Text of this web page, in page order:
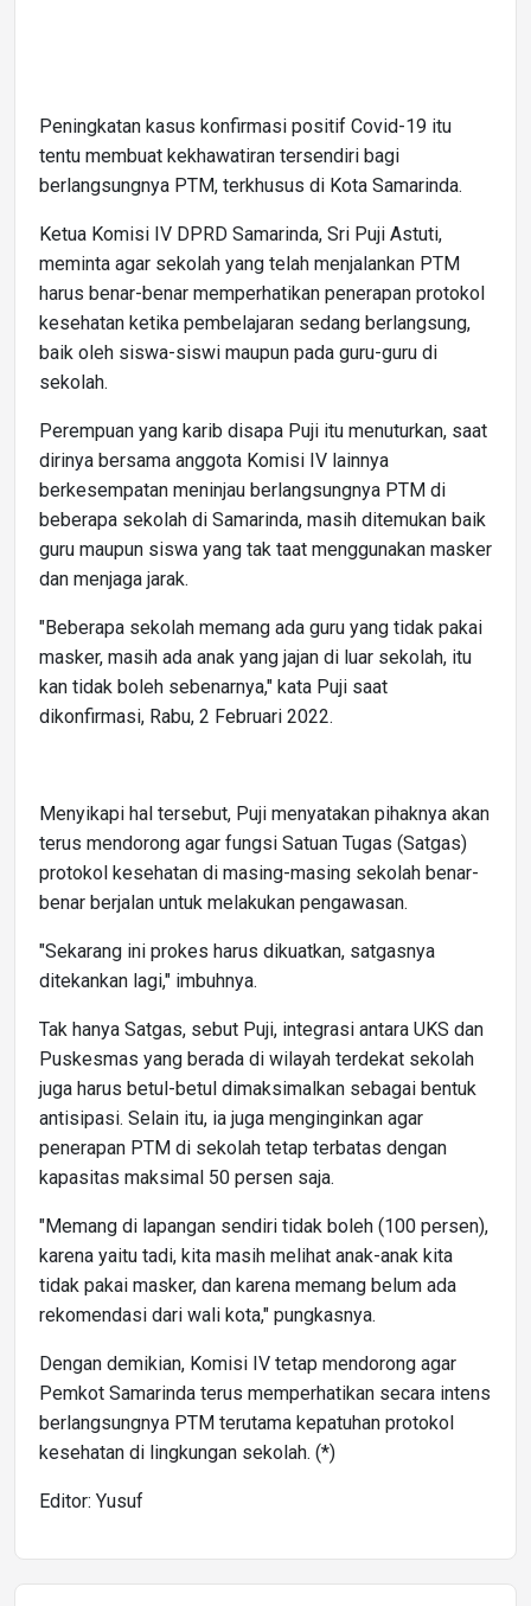
Peningkatan kasus konfirmasi positif Covid-19 itu
tentu membuat kekhawatiran tersendiri bagi
berlangsungnya PTM, terkhusus di Kota Samarinda.
Ketua Komisi IV DPRD Samarinda, Sri Puji Astuti,
meminta agar sekolah yang telah menjalankan PTM
harus benar-benar memperhatikan penerapan protokol
kesehatan ketika pembelajaran sedang berlangsung,
baik oleh siswa-siswi maupun pada guru-guru di
sekolah.
Perempuan yang karib disapa Puji itu menuturkan, saat
dirinya bersama anggota Komisi IV lainnya
berkesempatan meninjau berlangsungnya PTM di
beberapa sekolah di Samarinda, masih ditemukan baik
guru maupun siswa yang tak taat menggunakan masker
dan menjaga jarak.
"Beberapa sekolah memang ada guru yang tidak pakai
masker, masih ada anak yang jajan di luar sekolah, itu
kan tidak boleh sebenarnya," kata Puji saat
dikonfirmasi, Rabu, 2 Februari 2022.
Menyikapi hal tersebut, Puji menyatakan pihaknya akan
terus mendorong agar fungsi Satuan Tugas (Satgas)
protokol kesehatan di masing-masing sekolah benar-
benar berjalan untuk melakukan pengawasan.
"Sekarang ini prokes harus dikuatkan, satgasnya
ditekankan lagi," imbuhnya.
Tak hanya Satgas, sebut Puji, integrasi antara UKS dan
Puskesmas yang berada di wilayah terdekat sekolah
juga harus betul-betul dimaksimalkan sebagai bentuk
antisipasi. Selain itu, ia juga menginginkan agar
penerapan PTM di sekolah tetap terbatas dengan
kapasitas maksimal 50 persen saja.
"Memang di lapangan sendiri tidak boleh (100 persen),
karena yaitu tadi, kita masih melihat anak-anak kita
tidak pakai masker, dan karena memang belum ada
rekomendasi dari wali kota," pungkasnya.
Dengan demikian, Komisi IV tetap mendorong agar
Pemkot Samarinda terus memperhatikan secara intens
berlangsungnya PTM terutama kepatuhan protokol
kesehatan di lingkungan sekolah. (*)
Editor: Yusuf